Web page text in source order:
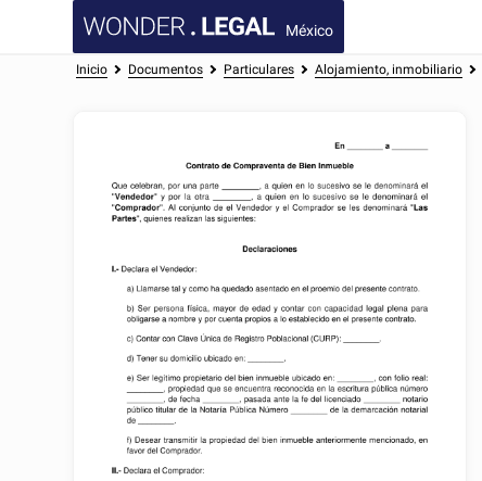
México
Inicio Documentos Particulares Alojamiento, inmobiliario